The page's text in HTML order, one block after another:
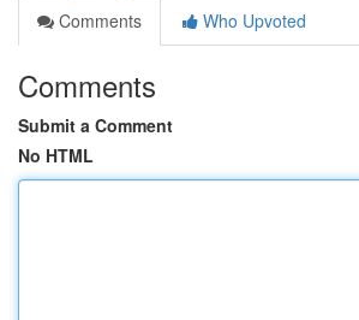
Comments
Who Upvoted
Comments
Submit a Comment
No HTML